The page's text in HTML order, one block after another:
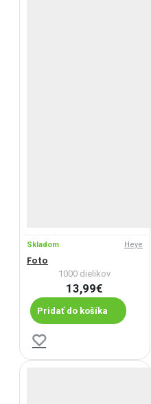
Skladom Heye
Foto
1000 dielikov
13,99€
Pridať do košíka